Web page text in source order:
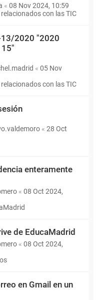
« 08 Nov 2024, 10:59
con las TIC
13/2020 "2020
15"
« 05 Nov
con las TIC
« 28 Oct
enteramente
« 08 Oct 2024,
de EducaMadrid
« 08 Oct 2024,
en Gmail en un